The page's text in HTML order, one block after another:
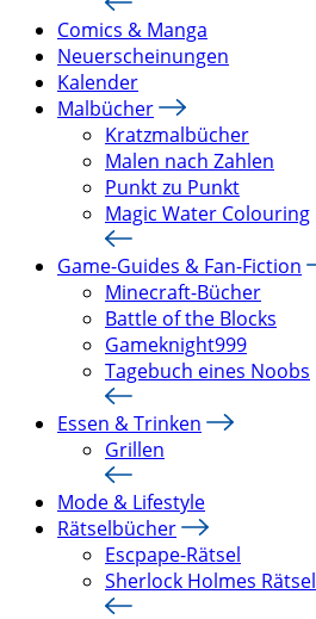
Comics & Manga
Neuerscheinungen
Kalender
Malbücher
Kratzmalbücher
Malen nach Zahlen
Punkt zu Punkt
Magic Water Colouring
Game-Guides & Fan-Fiction
Minecraft-Bücher
Battle of the Blocks
Gameknight999
Tagebuch eines Noobs
Essen & Trinken
Grillen
Mode & Lifestyle
Rätselbücher
Escpape-Rätsel
Sherlock Holmes Rätsel